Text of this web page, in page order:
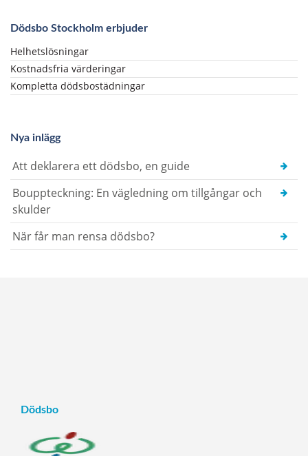
Dödsbo Stockholm erbjuder
Helhetslösningar
Kostnadsfria värderingar
Kompletta dödsbostädningar
Nya inlägg
Att deklarera ett dödsbo, en guide
Bouppteckning: En vägledning om tillgångar och
skulder
När får man rensa dödsbo?
Dödsbo